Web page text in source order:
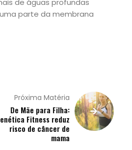
de águas profundas
parte da membrana
Próxima Matéria
De Mãe para Filha:
Fitness reduz
risco de câncer de
mama